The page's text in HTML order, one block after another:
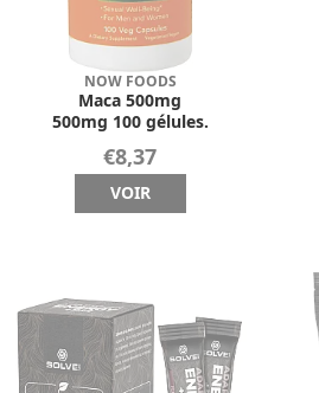
NOW FOODS
Maca 500mg
500mg 100 gélules.
€8,37
VOIR